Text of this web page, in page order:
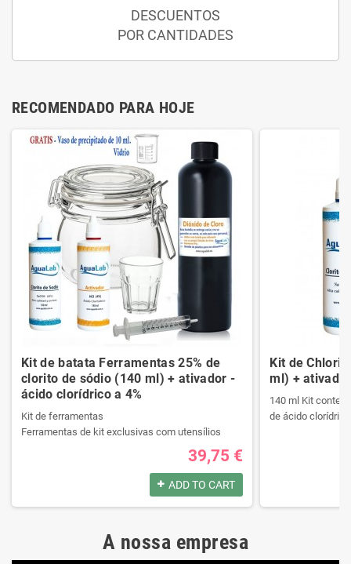
DESCUENTOS
POR CANTIDADES
RECOMENDADO PARA HOJE
Kit de batata Ferramentas 25% de
clorito de sódio (140 ml) + ativador -
ácido clorídrico a 4%
Kit de ferramentas
Ferramentas de kit exclusivas com utensílios
Ele contém um manual passo a passo.
Veja o conteúdo do kit na descrição.
Ferramentas de kit exclusivas com utensílios
39,75 €
ADD TO CART
Kit de
ml) +
140 ml Kit
de ácido clorídrico
A nossa empresa